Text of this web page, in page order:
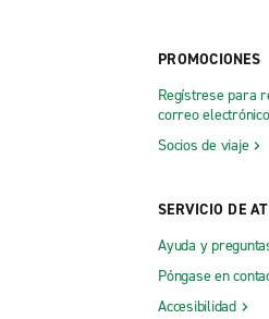
PROMOCIONES
Regístrese para
correo electrónico
Socios de viaje
SERVICIO DE
Ayuda y
Póngase en
Accesibilidad